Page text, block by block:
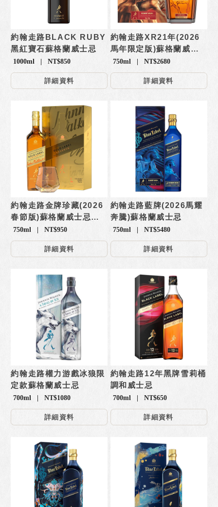
約翰走路BLACK RUBY
黑紅寶石蘇格蘭威士忌
1000ml | NT$850
詳細資料
約翰走路XR21年(2026
馬年限定版)蘇格蘭威士
忌
750ml | NT$2680
詳細資料
約翰走路金牌珍藏(2026
春節版)蘇格蘭威士忌
【禮盒】
750ml | NT$950
詳細資料
約翰走路藍牌(2026馬耀
奔騰)蘇格蘭威士忌
750ml | NT$5480
詳細資料
約翰走路權力游戲冰狼限
定款蘇格蘭威士忌
700ml | NT$1080
詳細資料
約翰走路12年黑牌雪莉桶
調和威士忌
700ml | NT$650
詳細資料